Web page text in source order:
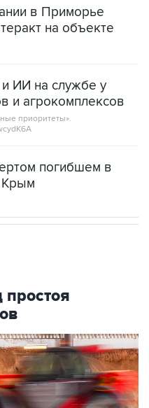
ИИ на службе у
приоритеты».
погибшем в